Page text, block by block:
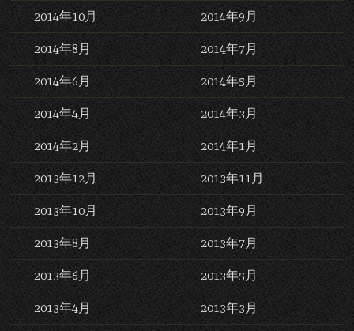
2014年10月 2014年9月
2014年8月 2014年7月
2014年6月 2014年5月
2014年4月 2014年3月
2014年2月 2014年1月
2013年12月 2013年11月
2013年10月 2013年9月
2013年8月 2013年7月
2013年6月 2013年5月
2013年4月 2013年3月